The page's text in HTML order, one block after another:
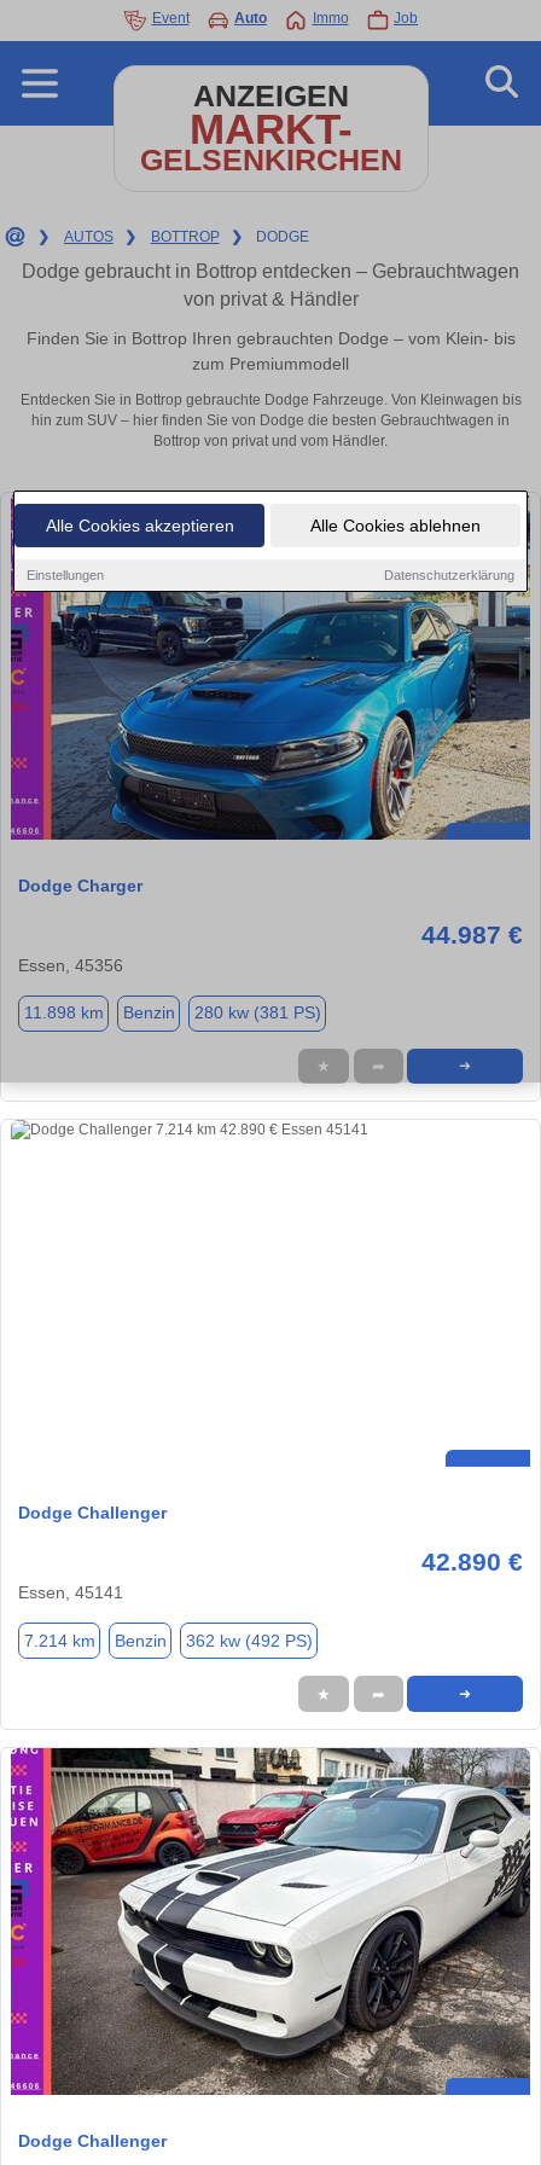
Alle Cookies akzeptieren Alle Cookies ablehnen
Einstellungen Datenschutzerklärung
Event Auto Immo Job
ANZEIGEN
MARKT-
GELSENKIRCHEN
❯ AUTOS ❯ BOTTROP ❯ DODGE
Dodge gebraucht in Bottrop entdecken – Gebrauchtwagen
von privat & Händler
Finden Sie in Bottrop Ihren gebrauchten Dodge – vom Klein- bis
zum Premiummodell
Entdecken Sie in Bottrop gebrauchte Dodge Fahrzeuge. Von Kleinwagen bis
hin zum SUV – hier finden Sie von Dodge die besten Gebrauchtwagen in
Bottrop von privat und vom Händler.
Dodge Charger
44.987 €
Essen, 45356
11.898 km Benzin 280 kw (381 PS)
★ ➦ ➜
Dodge Challenger
42.890 €
Essen, 45141
7.214 km Benzin 362 kw (492 PS)
★ ➦ ➜
Dodge Challenger